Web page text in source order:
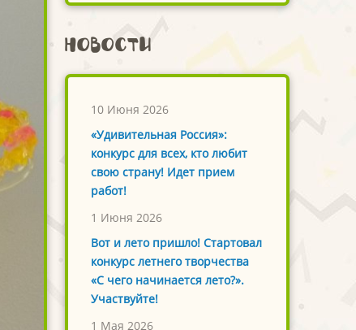
Новости
10 Июня 2026
«Удивительная Россия»:
конкурс для всех, кто любит
свою страну! Идет прием
работ!
1 Июня 2026
Вот и лето пришло! Стартовал
конкурс летнего творчества
«С чего начинается лето?».
Участвуйте!
1 Мая 2026